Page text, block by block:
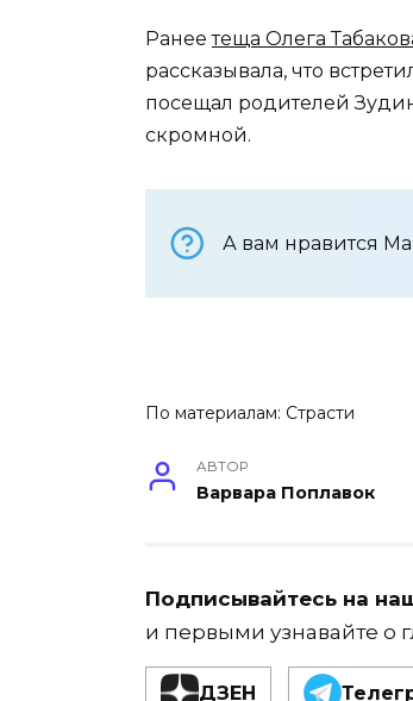
Ранеетеща Олега
рассказывала, что
посещал родителей
скромной.
А вам нравится
По материалам: Страсти
АВТОР
Варвара Поплавок
Подписывайтесь на
и первыми узнавайте о
ДЗЕН